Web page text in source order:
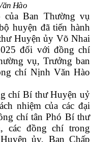
Hào
của Ban Thường vụ
huyện đã tiến hành
Huyện ủy Võ Nhai
đối với đồng chí
vụ, Trưởng ban
chí Nịnh Văn Hào
chí Bí thư Huyện uỷ
nhiệm của các đại
chí tân Phó Bí thư
các đồng chí trong
ủy, Ban Chấp